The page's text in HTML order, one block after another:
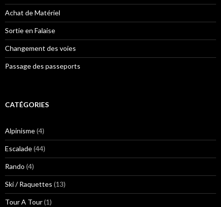
Achat de Matériel
Sortie en Falaise
Changement des voies
Passage des passeports
CATÉGORIES
Alpinisme(4)
Escalade(44)
Rando (4)
Ski / Raquettes (13)
Tour A Tour(1)